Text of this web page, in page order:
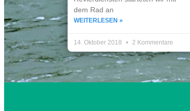
dem Rad an
WEITERLESEN »
14. Oktober 2018 2 Kommentare